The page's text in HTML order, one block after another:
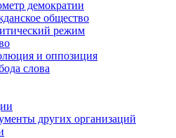
демократии
общество
режим
и оппозиция
слова
других организаций